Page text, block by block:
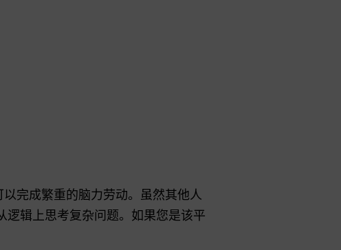
完成繁重的脑力劳动。虽然其他人
逻辑上思考复杂问题。如果您是该平